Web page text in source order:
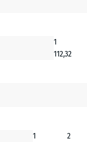
1
112,32
1 2